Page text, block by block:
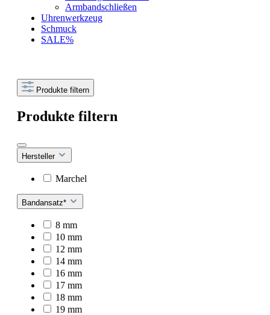
Armbandschließen
Uhrenwerkzeug
Schmuck
SALE%
Produkte filtern
Produkte filtern
Hersteller
Marchel
Bandansatz*
8 mm
10 mm
12 mm
14 mm
16 mm
17 mm
18 mm
19 mm